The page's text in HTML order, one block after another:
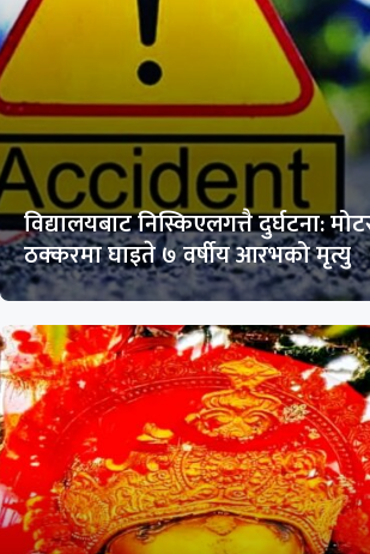
विद्यालयबाट निस्किएलगत्तै दुर्घटना:
ठक्करमा घाइते ७ वर्षीय आरभको मृत्यु